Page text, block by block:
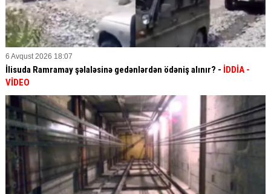
6 Avqust 2026 18:07
İlisuda Ramramay şəlaləsinə gedənlərdən ödəniş alınır? - İDDİA -
VİDEO